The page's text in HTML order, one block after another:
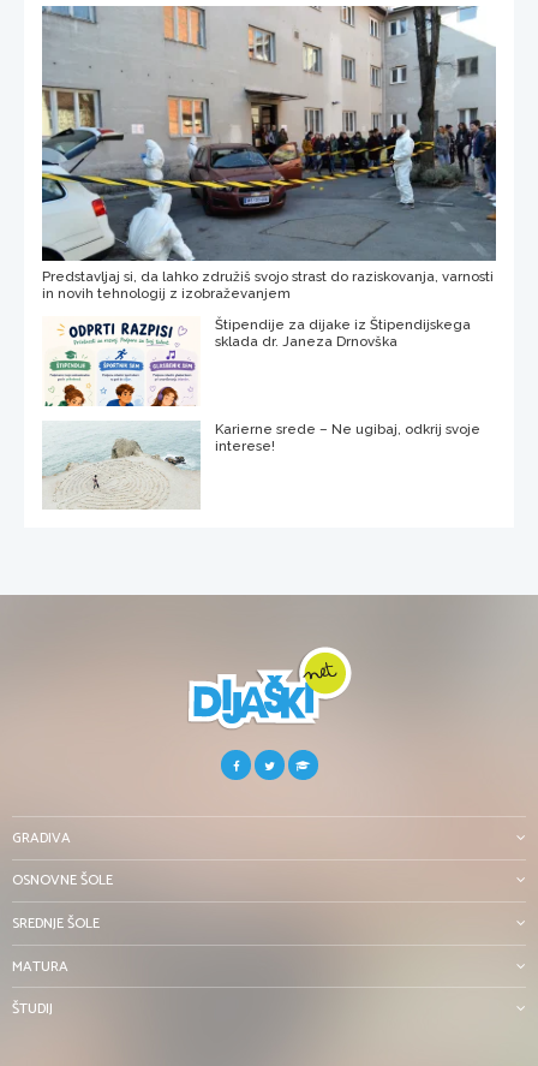
Predstavljaj si, da lahko združiš svojo strast do raziskovanja, varnosti
in novih tehnologij z izobraževanjem
Štipendije za dijake iz Štipendijskega
sklada dr. Janeza Drnovška
Karierne srede – Ne ugibaj, odkrij svoje
interese!
GRADIVA
OSNOVNE ŠOLE
SREDNJE ŠOLE
MATURA
ŠTUDIJ